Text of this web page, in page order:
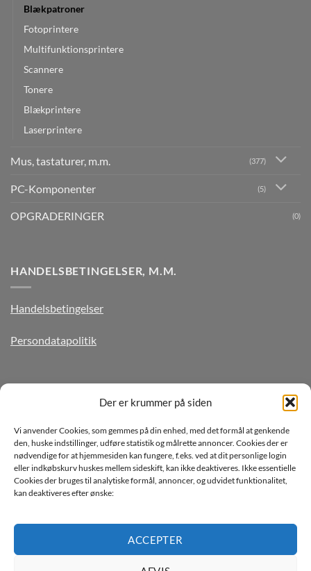
Der er krummer på siden
Vi anvender Cookies, som gemmes på din enhed, med det formål at genkende
den, huske indstillinger, udføre statistik og målrette annoncer. Cookies der er
nødvendige for at hjemmesiden kan fungere, f.eks. ved at dit personlige login
eller indkøbskurv huskes mellem sideskift, kan ikke deaktiveres. Ikke essentielle
Cookies der bruges til analytiske formål, annoncer, og udvidet funktionalitet,
kan deaktiveres efter ønske:
ACCEPTER
Blækpatroner
Fotoprintere
Multifunktionsprintere
Scannere
Tonere
Blækprintere
Laserprintere
Mus, tastaturer, m.m. (377)
PC-Komponenter (5)
OPGRADERINGER (0)
HANDELSBETINGELSER, M.M.
Handelsbetingelser
Persondatapolitik
Læs vores Persondatapolitik